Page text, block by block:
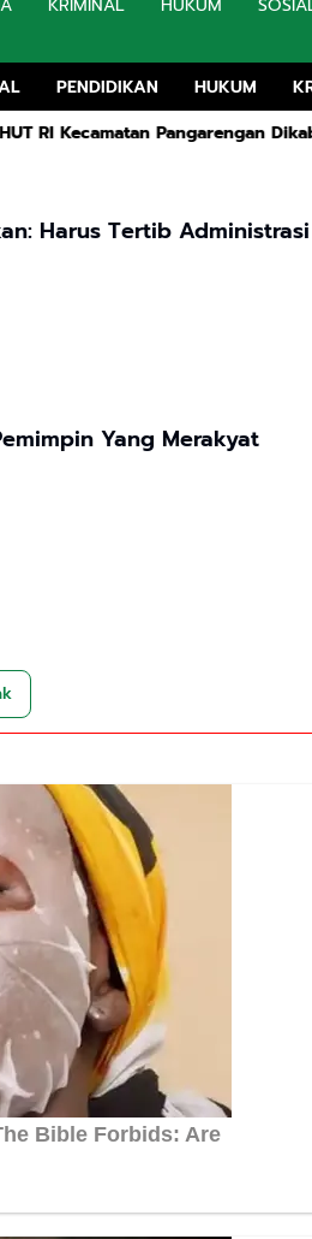
PENDIDIKAN HUKUM
Pangarengan Dikabarkan
Harus Tertib
Tepat Menjadi Seorang Pemimpin Yang Merakyat